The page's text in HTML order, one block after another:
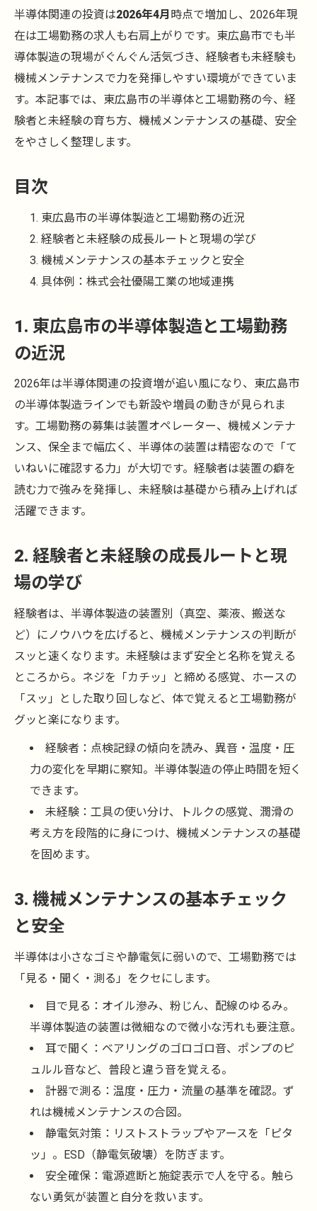
半導体関連の投資は2026年4月 時点で増加し、2026年現
在は工場勤務の求人も右肩上がりです。東広島市でも半
導体製造の現場がぐんぐん活気づき、経験者も未経験も
機械メンテナンスで力を発揮しやすい環境ができていま
す。本記事では、東広島市の半導体と工場勤務の今、経
験者と未経験の育ち方、機械メンテナンスの基礎、安全
をやさしく整理します。
目次
東広島市の半導体製造と工場勤務の近況
経験者と未経験の成長ルートと現場の学び
機械メンテナンスの基本チェックと安全
具体例：株式会社優陽工業の地域連携
1. 東広島市の半導体製造と工場勤務
の近況
2026年は半導体関連の投資増が追い風になり、東広島市
の半導体製造ラインでも新設や増員の動きが見られま
す。工場勤務の募集は装置オペレーター、機械メンテナ
ンス、保全まで幅広く、半導体の装置は精密なので「て
いねいに確認する力」が大切です。経験者は装置の癖を
読む力で強みを発揮し、未経験は基礎から積み上げれば
活躍できます。
2. 経験者と未経験の成長ルートと現
場の学び
経験者は、半導体製造の装置別（真空、薬液、搬送な
ど）にノウハウを広げると、機械メンテナンスの判断が
スッと速くなります。未経験はまず安全と名称を覚える
ところから。ネジを「カチッ」と締める感覚、ホースの
「スッ」とした取り回しなど、体で覚えると工場勤務が
グッと楽になります。
経験者：点検記録の傾向を読み、異音・温度・圧
力の変化を早期に察知。半導体製造の停止時間を短く
できます。
未経験：工具の使い分け、トルクの感覚、潤滑の
考え方を段階的に身につけ、機械メンテナンスの基礎
を固めます。
3. 機械メンテナンスの基本チェック
と安全
半導体は小さなゴミや静電気に弱いので、工場勤務では
「見る・聞く・測る」をクセにします。
目で見る：オイル滲み、粉じん、配線のゆるみ。
半導体製造の装置は微細なので微小な汚れも要注意。
耳で聞く：ベアリングのゴロゴロ音、ポンプのピ
ュルル音など、普段と違う音を覚える。
計器で測る：温度・圧力・流量の基準を確認。ず
れは機械メンテナンスの合図。
静電気対策：リストストラップやアースを「ピタ
ッ」。ESD（静電気破壊）を防ぎます。
安全確保：電源遮断と施錠表示で人を守る。触ら
ない勇気が装置と自分を救います。